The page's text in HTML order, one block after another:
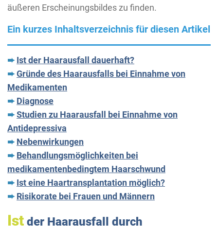
äußeren Erscheinungsbildes zu finden.
Ein kurzes Inhaltsverzeichnis für diesen Artikel
➨Ist der Haarausfall dauerhaft?
➨Gründe des Haarausfalls bei Einnahme von
Medikamenten
➨Diagnose
➨Studien zu Haarausfall bei Einnahme von
Antidepressiva
➨Nebenwirkungen
➨Behandlungsmöglichkeiten bei
medikamentenbedingtem Haarschwund
➨Ist eine Haartransplantation möglich?
➨Risikorate bei Frauen und Männern
Ist der Haarausfall durch